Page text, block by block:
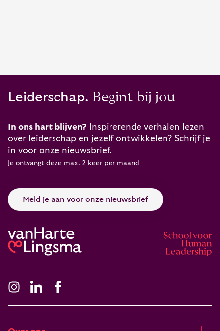
Leiderschap. Begint bij jou
In ons hart blijven? Inspirerende verhalen lezen
over leiderschap en jezelf ontwikkelen? Schrijf je
in voor onze nieuwsbrief.
Je ontvangt deze max. 2 keer per maand
Meld je aan voor onze nieuwsbrief